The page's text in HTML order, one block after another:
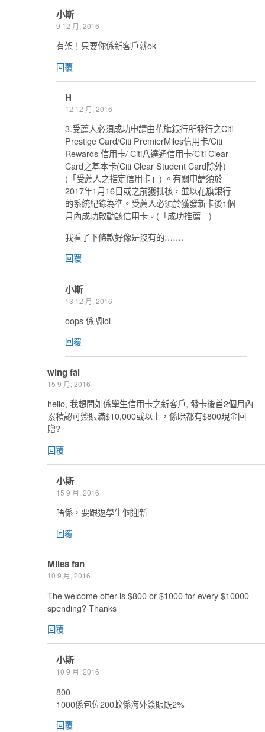
小斯
9 12 月, 2016
有架！只要你係新客戶就ok
回覆
H
12 12 月, 2016
3.受薦人必須成功申請由花旗銀行所發行之Citi
Prestige Card/Citi PremierMiles信用卡/Citi
Rewards 信用卡/ Citi八達通信用卡/Citi Clear
Card之基本卡(Citi Clear Student Card除外)
(「受薦人之指定信用卡」) 。有關申請須於
2017年1月16日或之前獲批核，並以花旗銀行
的系統紀錄為準。受薦人必須於獲發新卡後1個
月內成功啟動該信用卡。(「成功推薦」)
我看了下條款好像是沒有的…….
回覆
小斯
13 12 月, 2016
oops 係喎lol
回覆
wing fai
15 9 月, 2016
hello, 我想問如係學生信用卡之新客戶, 發卡後首2個月內
累積認可簽賬滿$10,000或以上，係咪都有$800現金回
贈?
回覆
小斯
15 9 月, 2016
唔係，要跟返學生個迎新
回覆
Miles fan
10 9 月, 2016
The welcome offer is $800 or $1000 for every $10000
spending? Thanks
回覆
小斯
10 9 月, 2016
800
1000係包佐200蚊係海外簽賬既2%
回覆